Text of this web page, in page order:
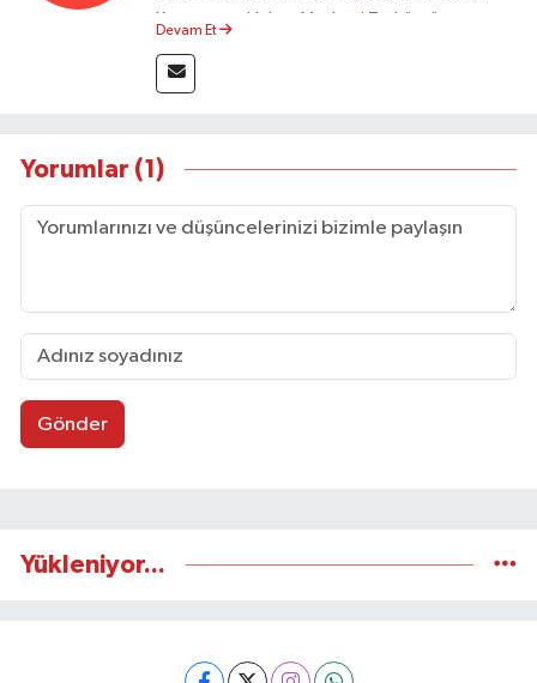
Kastamonu Haber Merkezi Taşköprü
Devam Et
Yorumlar (1)
Gönder
Yükleniyor...